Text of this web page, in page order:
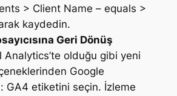
> Client Name – equals >
kaydedin.
Geri Dönüş
Analytics’te olduğu gibi yeni
Google
GA4 etiketini seçin. İzleme